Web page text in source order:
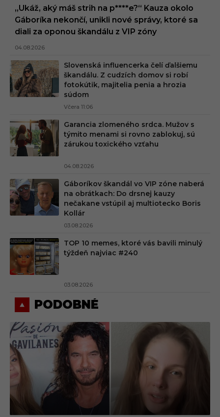
„Ukáž, aký máš strih na p****e?“ Kauza okolo
Gáboríka nekončí, unikli nové správy, ktoré sa
diali za oponou škandálu z VIP zóny
04.08.2026
Slovenská influencerka čelí ďalšiemu
škandálu. Z cudzích domov si robí
fotokútik, majitelia penia a hrozia
súdom
Včera 11:06
Garancia zlomeného srdca. Mužov s
týmito menami si rovno zablokuj, sú
zárukou toxického vzťahu
04.08.2026
Gáboríkov škandál vo VIP zóne naberá
na obrátkach: Do drsnej kauzy
nečakane vstúpil aj multiotecko Boris
Kollár
03.08.2026
TOP 10 memes, ktoré vás bavili minulý
týždeň najviac #240
03.08.2026
PODOBNÉ